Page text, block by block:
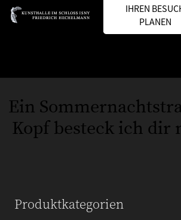
IHREN
PLANEN
Ein
Kopf besteck ich dir
Produktkategorien